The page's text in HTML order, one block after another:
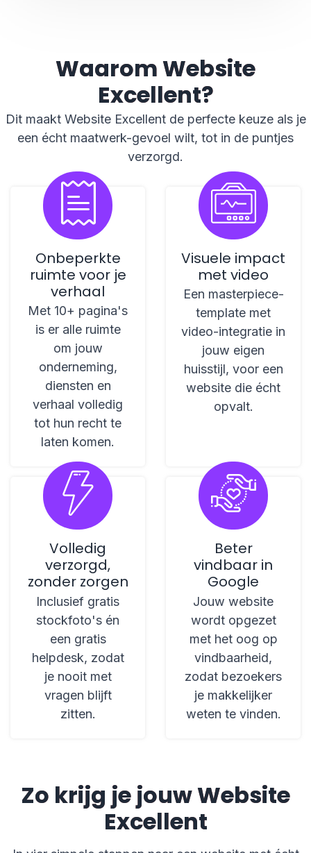
Waarom Website
Excellent?
Dit maakt Website Excellent de perfecte keuze als je
een écht maatwerk-gevoel wilt, tot in de puntjes
verzorgd.
Onbeperkte
ruimte voor je
verhaal
Met 10+ pagina's
is er alle ruimte
om jouw
onderneming,
diensten en
verhaal volledig
tot hun recht te
laten komen.
Visuele impact
met video
Een masterpiece-
template met
video-integratie in
jouw eigen
huisstijl, voor een
website die écht
opvalt.
Volledig
verzorgd,
zonder zorgen
Inclusief gratis
stockfoto's én
een gratis
helpdesk, zodat
je nooit met
vragen blijft
zitten.
Beter
vindbaar in
Google
Jouw website
wordt opgezet
met het oog op
vindbaarheid,
zodat bezoekers
je makkelijker
weten te vinden.
Zo krijg je jouw Website
Excellent